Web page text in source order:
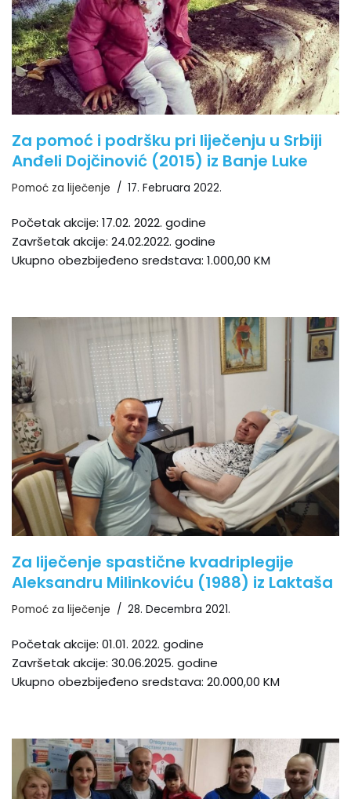
Za pomoć i podršku pri liječenju u Srbiji
Anđeli Dojčinović (2015) iz Banje Luke
Pomoć za liječenje 17. Februara 2022.
Početak akcije: 17.02. 2022. godine
Završetak akcije: 24.02.2022. godine
Ukupno obezbijeđeno sredstava: 1.000,00 KM
Za liječenje spastične kvadriplegije
Aleksandru Milinkoviću (1988) iz Laktaša
Pomoć za liječenje 28. Decembra 2021.
Početak akcije: 01.01. 2022. godine
Završetak akcije: 30.06.2025. godine
Ukupno obezbijeđeno sredstava: 20.000,00 KM